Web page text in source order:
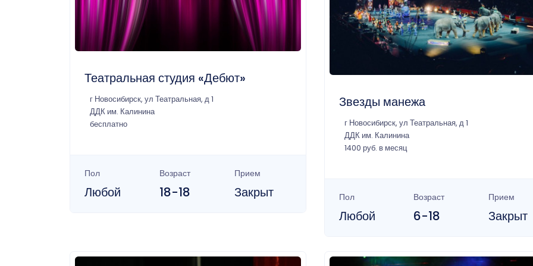
Театральная студия «Дебют»
г Новосибирск, ул Театральная, д 1
ДДК им. Калинина
бесплатно
Пол
Любой
Возраст
18-18
Прием
Закрыт
Звезды манежа
г Новосибирск, ул Театральная, д 1
ДДК им. Калинина
1400 руб. в месяц
Пол
Любой
Возраст
6-18
Прием
Закрыт